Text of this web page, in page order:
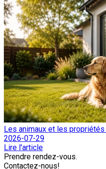
Les animaux et les propriétés
2026-07-29
Lire l'article
Prendre rendez-vous.
Contactez-nous!